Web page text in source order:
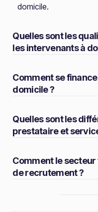
domicile.
Quelles sont les
les intervenants à
Comment se
domicile ?
Quelles sont les
prestataire et
Comment le
de recrutement ?